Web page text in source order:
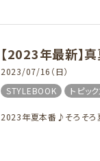
【2023年最新】
2023/07/16（日）
STYLEBOOK
トピック
2023年夏本番♪そろそろ